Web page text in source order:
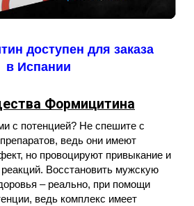
доступен для заказа
в Испании
Формицитина
с потенцией? Не спешите с
ведь они имеют
но провоцируют привыкание и
Восстановить мужскую
– реально, при помощи
ведь комплекс имеет